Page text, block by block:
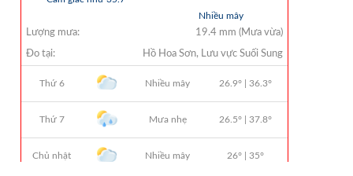
Thặng Dư Và Các Yếu Tố Ảnh Hưởng
Đến Giá Đất Khi Xác Định Giá Đất Cụ
Thể Trên Địa Bàn Tỉnh Khánh Hòa
THÔNG BÁO Số 707/TB-VNT: Kết Quả
Lựa Chọn Đơn Vị Tổ Chức Đấu Giá Tài
01 Biển Số KH-0834
THÔNG BÁO Số 706/TB-VNT: Kết Quả
Lựa Chọn Đơn Vị Tổ Chức Đấu Giá Tài